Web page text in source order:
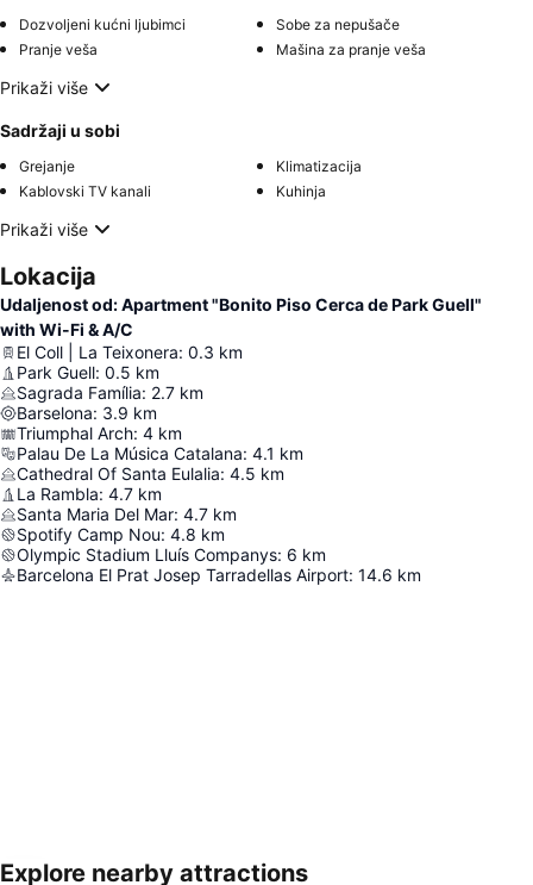
Dozvoljeni kućni ljubimci
Sobe za nepušače
Pranje veša
Mašina za pranje veša
Prikaži više
Sadržaji u sobi
Grejanje
Klimatizacija
Kablovski TV kanali
Kuhinja
Prikaži više
Lokacija
Udaljenost od: Apartment "Bonito Piso Cerca de Park Guell"
with Wi-Fi & A/C
El Coll | La Teixonera: 0.3 km
Park Guell: 0.5 km
Sagrada Família: 2.7 km
Barselona: 3.9 km
Triumphal Arch: 4 km
Palau De La Música Catalana: 4.1 km
Cathedral Of Santa Eulalia: 4.5 km
La Rambla: 4.7 km
Santa Maria Del Mar: 4.7 km
Spotify Camp Nou: 4.8 km
Olympic Stadium Lluís Companys: 6 km
Barcelona El Prat Josep Tarradellas Airport: 14.6 km
Explore nearby attractions